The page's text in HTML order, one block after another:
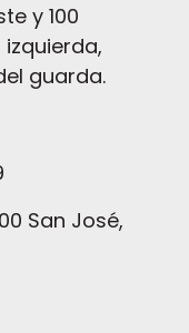
y 100
guarda.
San José,